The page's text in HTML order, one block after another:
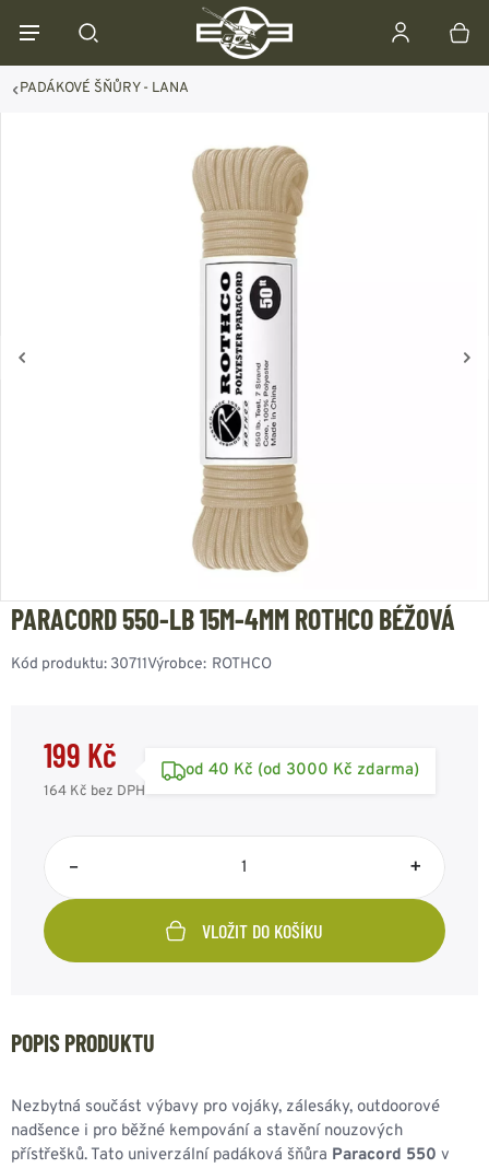
PADÁKOVÉ ŠŇŮRY - LANA
PARACORD 550-LB 15M-4MM ROTHCO BÉŽOVÁ
Kód produktu: 30711Výrobce: ROTHCO
199 Kč
164 Kč bez DPH
od 40 Kč (od 3000 Kč zdarma)
– +
VLOŽIT DO KOŠÍKU
POPIS PRODUKTU
Nezbytná součást výbavy pro vojáky, zálesáky, outdoorové
nadšence i pro běžné kempování a stavění nouzových
přístřešků. Tato univerzální padáková šňůra Paracord 550 v